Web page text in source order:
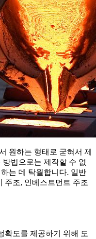
원하는 형태로 굳혀서 제
법으로는 제작할 수 없
는 데 탁월합니다. 일반
주조, 인베스트먼트 주조
확도를 제공하기 위해 도